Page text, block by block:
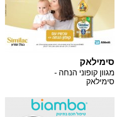
סימילאק
מגוון קופוני הנחה -
סימילאק